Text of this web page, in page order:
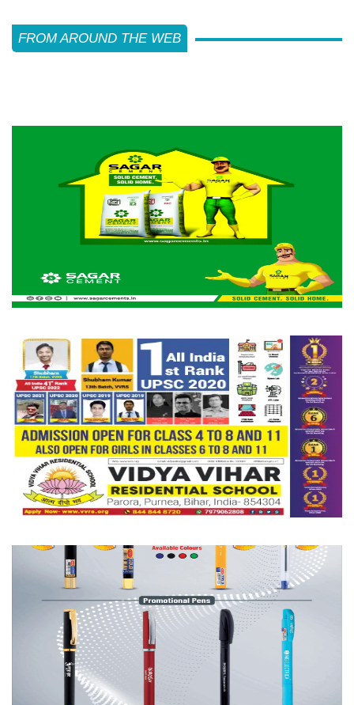
FROM AROUND THE WEB